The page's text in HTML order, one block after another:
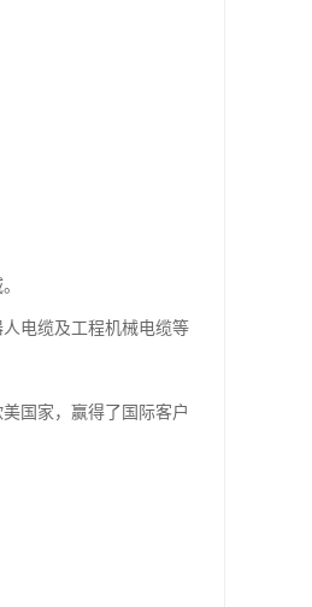
电缆及工程机械电缆等
国家，赢得了国际客户